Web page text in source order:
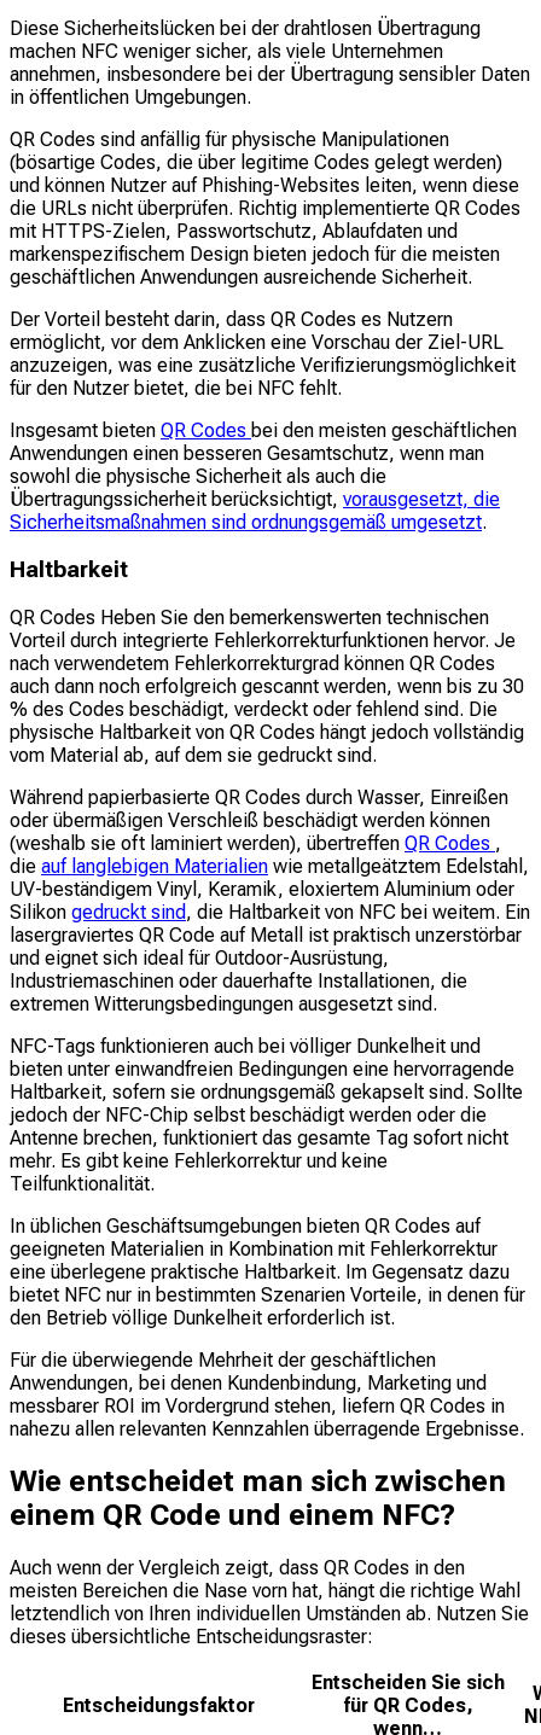
Diese Sicherheitslücken bei der drahtlosen Übertragung
machen NFC weniger sicher, als viele Unternehmen
annehmen, insbesondere bei der Übertragung sensibler Daten
in öffentlichen Umgebungen.
QR Codes sind anfällig für physische Manipulationen
(bösartige Codes, die über legitime Codes gelegt werden)
und können Nutzer auf Phishing-Websites leiten, wenn diese
die URLs nicht überprüfen. Richtig implementierte QR Codes
mit HTTPS-Zielen, Passwortschutz, Ablaufdaten und
markenspezifischem Design bieten jedoch für die meisten
geschäftlichen Anwendungen ausreichende Sicherheit.
Der Vorteil besteht darin, dass QR Codes es Nutzern
ermöglicht, vor dem Anklicken eine Vorschau der Ziel-URL
anzuzeigen, was eine zusätzliche Verifizierungsmöglichkeit
für den Nutzer bietet, die bei NFC fehlt.
Insgesamt bieten QR Codes bei den meisten geschäftlichen
Anwendungen einen besseren Gesamtschutz, wenn man
sowohl die physische Sicherheit als auch die
Übertragungssicherheit berücksichtigt, vorausgesetzt, die
Sicherheitsmaßnahmen sind ordnungsgemäß umgesetzt.
Haltbarkeit
QR Codes Heben Sie den bemerkenswerten technischen
Vorteil durch integrierte Fehlerkorrekturfunktionen hervor. Je
nach verwendetem Fehlerkorrekturgrad können QR Codes
auch dann noch erfolgreich gescannt werden, wenn bis zu 30
% des Codes beschädigt, verdeckt oder fehlend sind. Die
physische Haltbarkeit von QR Codes hängt jedoch vollständig
vom Material ab, auf dem sie gedruckt sind.
Während papierbasierte QR Codes durch Wasser, Einreißen
oder übermäßigen Verschleiß beschädigt werden können
(weshalb sie oft laminiert werden), übertreffen QR Codes ,
die auf langlebigen Materialien wie metallgeätztem Edelstahl,
UV-beständigem Vinyl, Keramik, eloxiertem Aluminium oder
Silikon gedruckt sind, die Haltbarkeit von NFC bei weitem. Ein
lasergraviertes QR Code auf Metall ist praktisch unzerstörbar
und eignet sich ideal für Outdoor-Ausrüstung,
Industriemaschinen oder dauerhafte Installationen, die
extremen Witterungsbedingungen ausgesetzt sind.
NFC-Tags funktionieren auch bei völliger Dunkelheit und
bieten unter einwandfreien Bedingungen eine hervorragende
Haltbarkeit, sofern sie ordnungsgemäß gekapselt sind. Sollte
jedoch der NFC-Chip selbst beschädigt werden oder die
Antenne brechen, funktioniert das gesamte Tag sofort nicht
mehr. Es gibt keine Fehlerkorrektur und keine
Teilfunktionalität.
In üblichen Geschäftsumgebungen bieten QR Codes auf
geeigneten Materialien in Kombination mit Fehlerkorrektur
eine überlegene praktische Haltbarkeit. Im Gegensatz dazu
bietet NFC nur in bestimmten Szenarien Vorteile, in denen für
den Betrieb völlige Dunkelheit erforderlich ist.
Für die überwiegende Mehrheit der geschäftlichen
Anwendungen, bei denen Kundenbindung, Marketing und
messbarer ROI im Vordergrund stehen, liefern QR Codes in
nahezu allen relevanten Kennzahlen überragende Ergebnisse.
Wie entscheidet man sich zwischen
einem QR Code und einem NFC?
Auch wenn der Vergleich zeigt, dass QR Codes in den
meisten Bereichen die Nase vorn hat, hängt die richtige Wahl
letztendlich von Ihren individuellen Umständen ab. Nutzen Sie
dieses übersichtliche Entscheidungsraster:
Entscheidungsfaktor
Entscheiden Sie sich
für QR Codes,
wenn…